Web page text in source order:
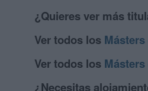
¿Quieres ver más
Ver todos los
Ver todos los
¿Necesitas